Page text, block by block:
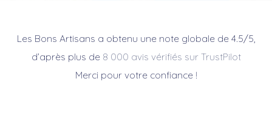
Les Bons Artisans a obtenu une note globale de 4.5/5,
d’après plus de 8 000 avis vérifiés sur TrustPilot
Merci pour votre confiance !